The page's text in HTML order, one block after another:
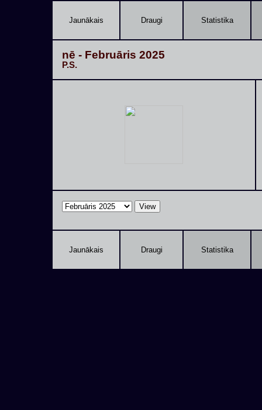
Jaunākais Draugi Statistika
nē - Februāris 2025
P.S.
Jaunākais Draugi Statistika